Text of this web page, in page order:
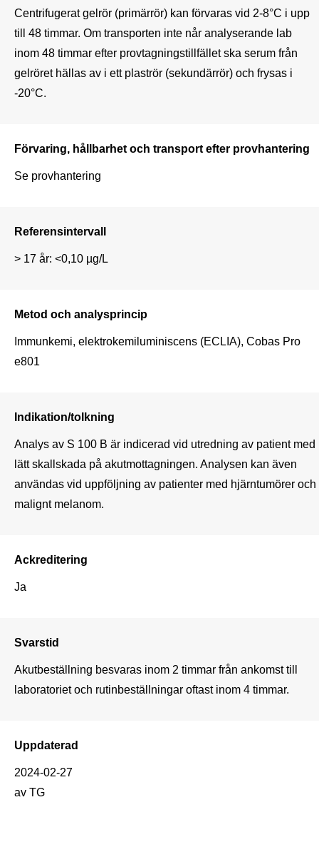
Centrifugerat gelrör (primärrör) kan förvaras vid 2-8°C i upp
till 48 timmar. Om transporten inte når analyserande lab
inom 48 timmar efter provtagningstillfället ska serum från
gelröret hällas av i ett plaströr (sekundärrör) och frysas i
-20°C.
Förvaring, hållbarhet och transport efter provhantering
Se provhantering
Referensintervall
> 17 år: <0,10 µg/L
Metod och analysprincip
Immunkemi, elektrokemiluminiscens (ECLIA), Cobas Pro
e801
Indikation/tolkning
Analys av S 100 B är indicerad vid utredning av patient med
lätt skallskada på akutmottagningen. Analysen kan även
användas vid uppföljning av patienter med hjärntumörer och
malignt melanom.
Ackreditering
Ja
Svarstid
Akutbeställning besvaras inom 2 timmar från ankomst till
laboratoriet och rutinbeställningar oftast inom 4 timmar.
Uppdaterad
2024-02-27
av TG